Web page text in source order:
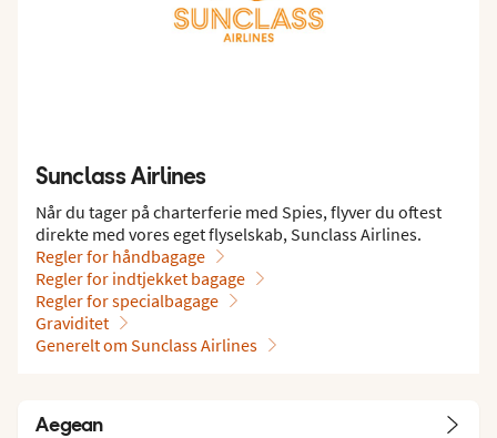
Sunclass Airlines
Når du tager på charterferie med Spies, flyver du oftest
direkte med vores eget flyselskab, Sunclass Airlines.
Regler for håndbagage
Regler for indtjekket bagage
Regler for specialbagage
Graviditet
Generelt om Sunclass Airlines
Aegean